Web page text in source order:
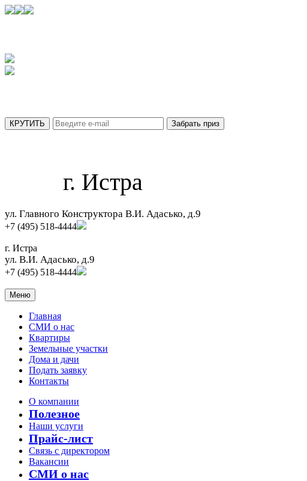
г. Истра
ул. Главного Конструктора В.И. Адасько, д.9
+7 (495) 518-4444
г. Истра
ул. В.И. Адасько, д.9
+7 (495) 518-4444
Меню
Главная
СМИ о нас
Квартиры
Земельные участки
Дома и дачи
Подать заявку
Контакты
О компании
Полезное
Наши услуги
Прайс-лист
Связь с директором
Вакансии
СМИ о нас